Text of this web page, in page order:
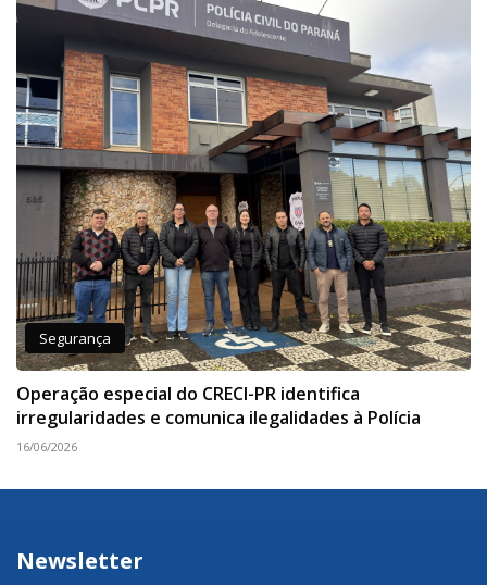
Segurança
Operação especial do CRECI-PR identifica
irregularidades e comunica ilegalidades à Polícia
16/06/2026
Newsletter